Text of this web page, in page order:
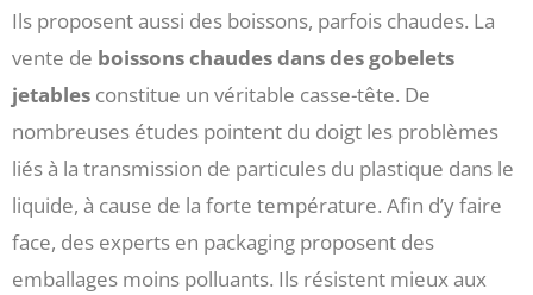
Ils proposent aussi des boissons, parfois chaudes. La
vente de boissons chaudes dans des gobelets
jetables constitue un véritable casse-tête. De
nombreuses études pointent du doigt les problèmes
liés à la transmission de particules du plastique dans le
liquide, à cause de la forte température. Afin d’y faire
face, des experts en packaging proposent des
emballages moins polluants. Ils résistent mieux aux